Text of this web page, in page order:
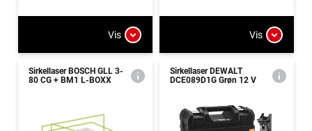
Vis Vis
Sirkellaser BOSCH GLL 3-
80 CG + BM1 L-BOXX
Sirkellaser DEWALT
DCE089D1G Grøn 12 V